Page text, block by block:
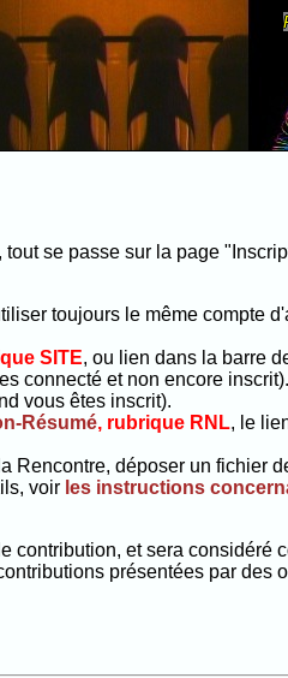
se passe sur la page
toujours le même compte
SITE, ou lien dans la barre
connecté et non encore inscrit).
vous êtes inscrit).
Résumé, rubrique RNL, le
Rencontre, déposer un fichier
voir les instructions
contribution, et sera considéré
présentées par des